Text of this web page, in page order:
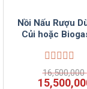
Nồi Nấu Rượu
Củi hoặc
Được
xếp
16,500,000
Giá